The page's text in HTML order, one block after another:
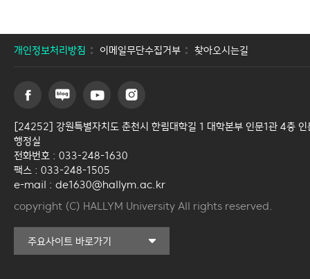
개인정보처리방침 이메일무단수집거부 찾아오시는길
[24252] 강원특별자치도 춘천시 한림대학길 1 대학본부 인문1관 4층 인
행정실
전화번호 : 033-248-1630
팩스 : 033-248-1505
e-mail : de1630@hallym.ac.kr
copyright (C) HALLYM University All rights reserved.
주요사이트 바로가기
커뮤니티교육원